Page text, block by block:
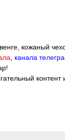
кожаный
канала
контент